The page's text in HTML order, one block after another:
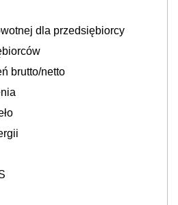
dla przedsiębiorcy
brutto/netto